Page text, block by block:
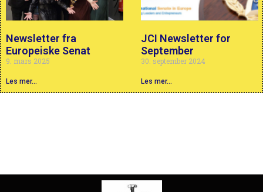
Newsletter fra
Europeiske Senat
9. mars 2025
Les mer...
JCI Newsletter for
September
30. september 2024
Les mer...